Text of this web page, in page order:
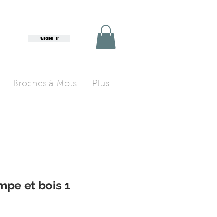
Broches à Mots Plus...
ABOUT
et bois 1